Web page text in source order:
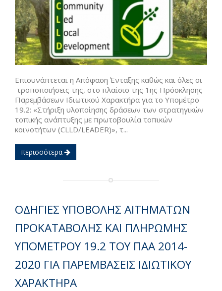
Επισυνάπτεται η Απόφαση Ένταξης καθώς και όλες οι
τροποποιήσεις της, στο πλαίσιο της 1ης Πρόσκλησης
Παρεμβάσεων Ιδιωτικού Χαρακτήρα για το Υπομέτρο
19.2: «Στήριξη υλοποίησης δράσεων των στρατηγικών
τοπικής ανάπτυξης με πρωτοβουλία τοπικών
κοινοτήτων (CLLD/LEADER)», τ...
περισσότερα
ΟΔΗΓΙΕΣ ΥΠΟΒΟΛΗΣ ΑΙΤΗΜΑΤΩΝ
ΠΡΟΚΑΤΑΒΟΛΗΣ ΚΑΙ ΠΛΗΡΩΜΗΣ
ΥΠΟΜΕΤΡΟΥ 19.2 ΤΟΥ ΠΑΑ 2014-
2020 ΓΙΑ ΠΑΡΕΜΒΑΣΕΙΣ ΙΔΙΩΤΙΚΟΥ
ΧΑΡΑΚΤΗΡΑ